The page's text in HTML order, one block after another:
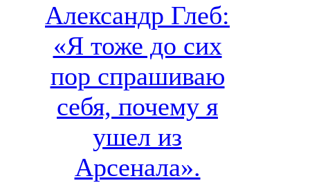
Александр Глеб:
«Я тоже до сих
пор спрашиваю
себя, почему я
ушел из
Арсенала».